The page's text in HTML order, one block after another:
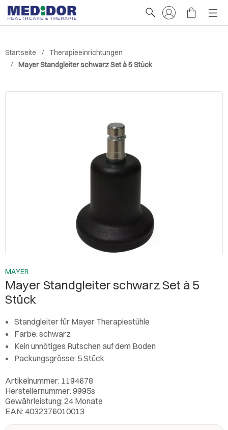
Startseite
Therapieeinrichtungen
Mayer Standgleiter schwarz Set à 5 Stück
MAYER
Mayer Standgleiter schwarz Set à 5
Stück
Standgleiter für Mayer Therapiestühle
Farbe: schwarz
Kein unnötiges Rutschen auf dem Boden
Packungsgrösse: 5 Stück
Artikelnummer: 1194678
Herstellernummer: 9995s
Gewährleistung: 24 Monate
EAN: 4032376010013